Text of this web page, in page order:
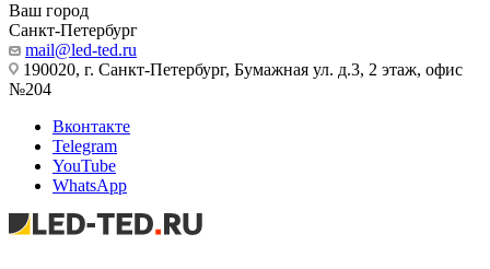
Ваш город
Санкт-Петербург
mail@led-ted.ru
190020, г. Санкт-Петербург, Бумажная ул. д.3, 2 этаж, офис
№204
Вконтакте
Telegram
YouTube
WhatsApp